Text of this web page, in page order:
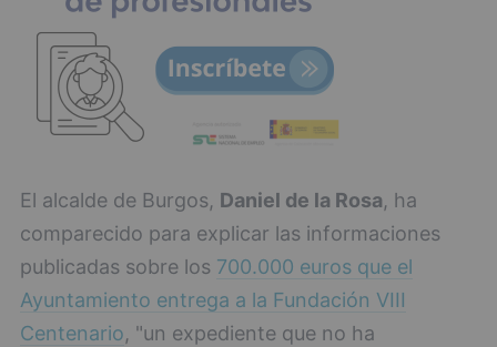
El alcalde de Burgos, Daniel de la Rosa, ha
comparecido para explicar las informaciones
publicadas sobre los 700.000 euros que el
Ayuntamiento entrega a la Fundación VIII
Centenario, "un expediente que no ha